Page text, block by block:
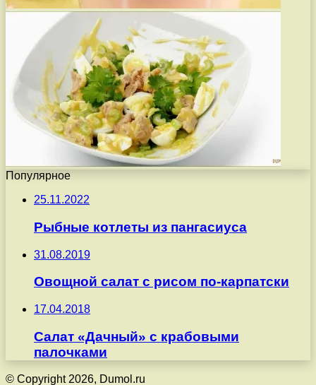
Популярное
25.11.2022
Рыбные котлеты из пангасиуса
31.08.2019
Овощной салат с рисом по-карпатски
17.04.2018
Салат «Дачный» с крабовыми
палочками
© Copyright 2026, Dumol.ru